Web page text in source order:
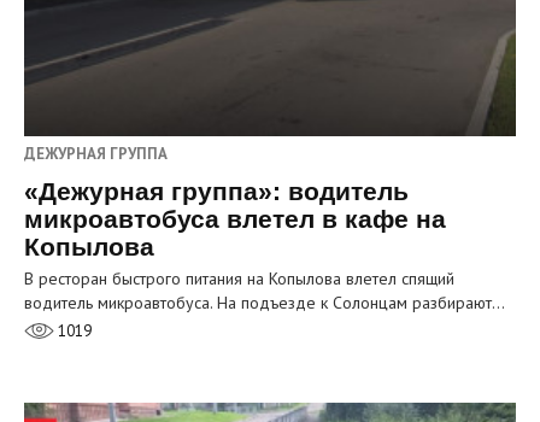
ДЕЖУРНАЯ ГРУППА
«Дежурная группа»: водитель
микроавтобуса влетел в кафе на
Копылова
В ресторан быстрого питания на Копылова влетел спящий
водитель микроавтобуса. На подъезде к Солонцам разбирают…
1019